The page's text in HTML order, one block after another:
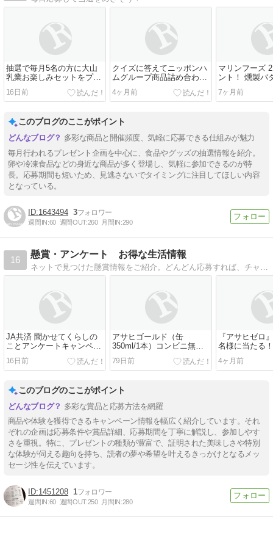
抽選で毎月5名の方に大山
乳業お楽しみセットをプレ
ゼント！
16日前
クイズに答えてニッポンハ
ムグループ商品詰め合わせ
を当てよう！
4ヶ月前
マリンフーズ
ント！ 燻製バ
7ヶ月前
このブログのここがポイント
多彩な商品と開催頻度、気軽に応募できる仕組みが魅力
毎月行われるプレゼント企画を中心に、食品やグッズの抽選情報を紹介。
卵や冷凍食品などの身近な商品が多く登場し、気軽に参加できるのが特
長。応募期間も短いため、見逃さないでタイミングに注目してほしい内容
となっている。
1643494 3
週間IN:60 週間OUT:260 月間IN:290
16
懸賞・アンケート お得な生活情報
ネットで見つけた懸賞情報をご紹介。どんどん応募すれば、チャンスも膨らみますよ。
JA共済 聞かせてくらしの
ことアンケートキャンペー
16日前
アサヒゴールド（缶
350ml/1本）コンビニ無料
引き換えクーポンをプレゼ
ント！
79日前
『アサヒゼロ
名様に当たる
料引換クーポ
キャンペーン
4ヶ月前
このブログのここがポイント
多彩な賞品と応募方法を網羅
商品や体験を獲得できるキャンペーン情報を幅広く紹介しています。それ
ぞれの企画は応募条件や賞品詳細、応募期間を丁寧に解説し、参加しやす
さを重視。特に、プレゼントの種類が豊富で、証明された美味しさや特別
な体験が伺える趣向を持ち、読者の夢や希望を叶えるきっかけとなるメッ
セージ性を伝えています。
1451208 1
週間IN:60 週間OUT:250 月間IN:280